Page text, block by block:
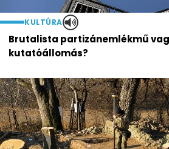
KULTÚRA
Brutalista partizánemlékmű
kutatóállomás?